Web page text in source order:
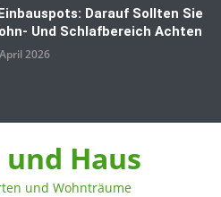
Darauf Sollten Sie
Und Schlafbereich Achten
2026
Haus
und Wohnträume